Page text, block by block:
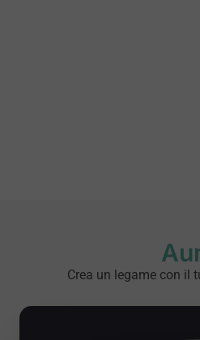
Crea un legame con il